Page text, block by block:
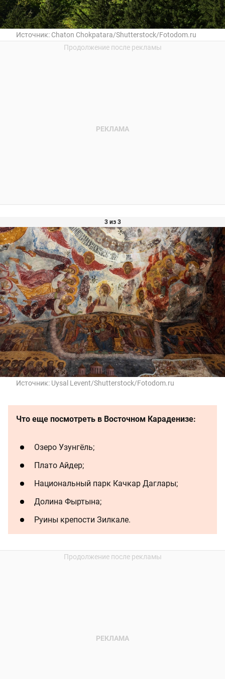
Источник: Chaton Chokpatara/Shutterstock/Fotodom.ru
3 из 3
Источник: Uysal Levent/Shutterstock/Fotodom.ru
Что еще посмотреть в Восточном Караденизе:
Озеро Узунгёль;
Плато Айдер;
Национальный парк Качкар Даглары;
Долина Фыртына;
Руины крепости Зилкале.